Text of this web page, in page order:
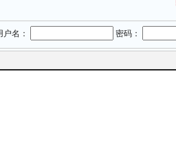
户名： 密码：